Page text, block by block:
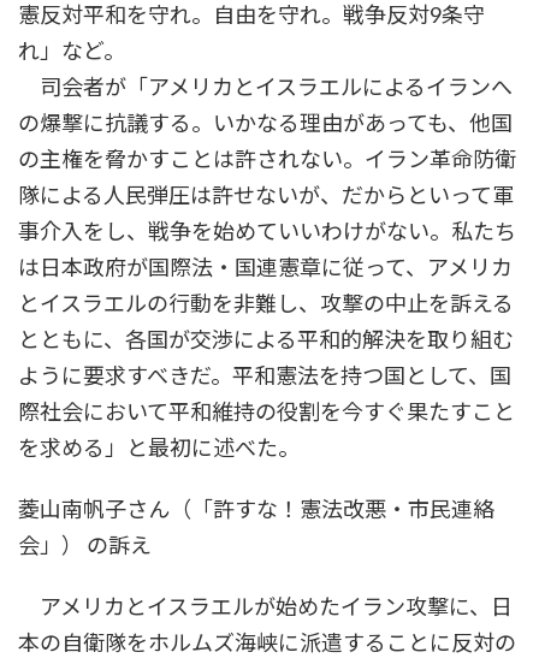
憲反対平和を守れ。自由を守れ。戦争反対9条守
れ」など。
司会者が「アメリカとイスラエルによるイランへ
の爆撃に抗議する。いかなる理由があっても、他国
の主権を脅かすことは許されない。イラン革命防衛
隊による人民弾圧は許せないが、だからといって軍
事介入をし、戦争を始めていいわけがない。私たち
は日本政府が国際法・国連憲章に従って、アメリカ
とイスラエルの行動を非難し、攻撃の中止を訴える
とともに、各国が交渉による平和的解決を取り組む
ように要求すべきだ。平和憲法を持つ国として、国
際社会において平和維持の役割を今すぐ果たすこと
を求める」と最初に述べた。
菱山南帆子さん（「許すな！憲法改悪・市民連絡
会」） の訴え
アメリカとイスラエルが始めたイラン攻撃に、日
本の自衛隊をホルムズ海峡に派遣することに反対の